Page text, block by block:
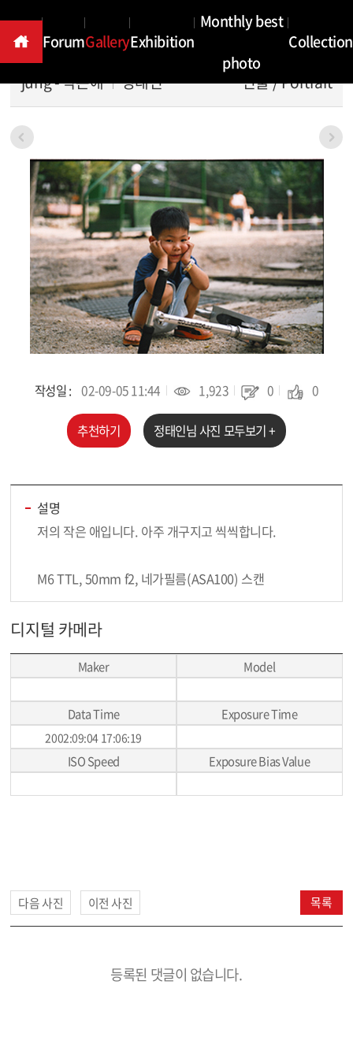
ForumGalleryExhibition
Monthly best
photo
Collection
jung - 작은애 정태인 인물 / Portrait
본문
작성일 : 02-09-05 11:44 1,923 0 0
추천하기 정태인님 사진 모두보기 +
설명
저의 작은 애입니다. 아주 개구지고 씩씩합니다.
M6 TTL, 50mm f2, 네가필름(ASA100) 스캔
디지털 카메라
Maker Model
Data Time
2002:09:04 17:06:19
Exposure Time
ISO Speed Exposure Bias Value
다음 사진 이전 사진 목록
등록된 댓글이 없습니다.